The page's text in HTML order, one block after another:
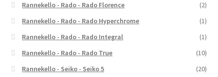
Rannekello - Rado - Rado Florence
(2)
Rannekello - Rado - Rado Hyperchrome
(1)
Rannekello - Rado - Rado Integral
(1)
Rannekello - Rado - Rado True
(10)
Rannekello - Seiko - Seiko 5
(20)